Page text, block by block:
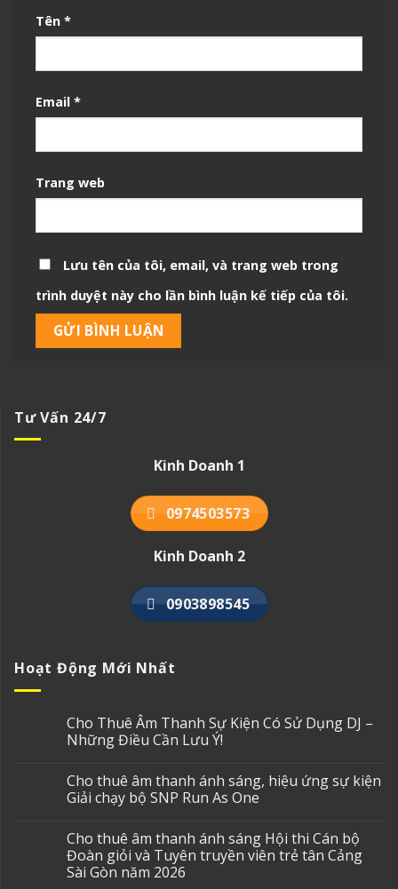
Tên *
Email *
Trang web
Lưu tên của tôi, email, và trang web trong
trình duyệt này cho lần bình luận kế tiếp của tôi.
Tư Vấn 24/7
Kinh Doanh 1
0974503573
Kinh Doanh 2
0903898545
Hoạt Động Mới Nhất
Cho Thuê Âm Thanh Sự Kiện Có Sử Dụng DJ –
Những Điều Cần Lưu Ý!
Cho thuê âm thanh ánh sáng, hiệu ứng sự kiện
Giải chạy bộ SNP Run As One
Cho thuê âm thanh ánh sáng Hội thi Cán bộ
Đoàn giỏi và Tuyên truyền viên trẻ tân Cảng
Sài Gòn năm 2026